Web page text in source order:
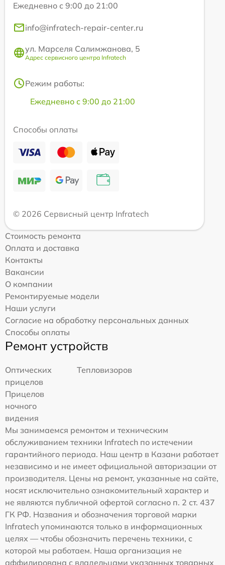
Ежедневно с 9:00 до 21:00
info@infratech-repair-center.ru
ул. Марселя Салимжанова, 5
Адрес сервисного центра Infratech
Режим работы:
Ежедневно с 9:00 до 21:00
Способы оплаты
© 2026 Сервисный центр Infratech
Стоимость ремонта
Оплата и доставка
Контакты
Вакансии
О компании
Ремонтируемые модели
Наши услуги
Согласие на обработку персональных данных
Способы оплаты
Ремонт устройств
Оптических
прицелов
Тепловизоров
Прицелов
ночного
видения
Мы занимаемся ремонтом и техническим
обслуживанием техники Infratech по истечении
гарантийного периода. Наш центр в Казани работает
независимо и не имеет официальной авторизации от
производителя. Цены на ремонт, указанные на сайте,
носят исключительно ознакомительный характер и
не являются публичной офертой согласно п. 2 ст. 437
ГК РФ. Названия и обозначения торговой марки
Infratech упоминаются только в информационных
целях — чтобы обозначить перечень техники, с
которой мы работаем. Наша организация не
аффилирована с владельцами указанных товарных